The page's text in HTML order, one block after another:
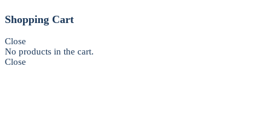
Shopping Cart
Close
No products in the cart.
Close